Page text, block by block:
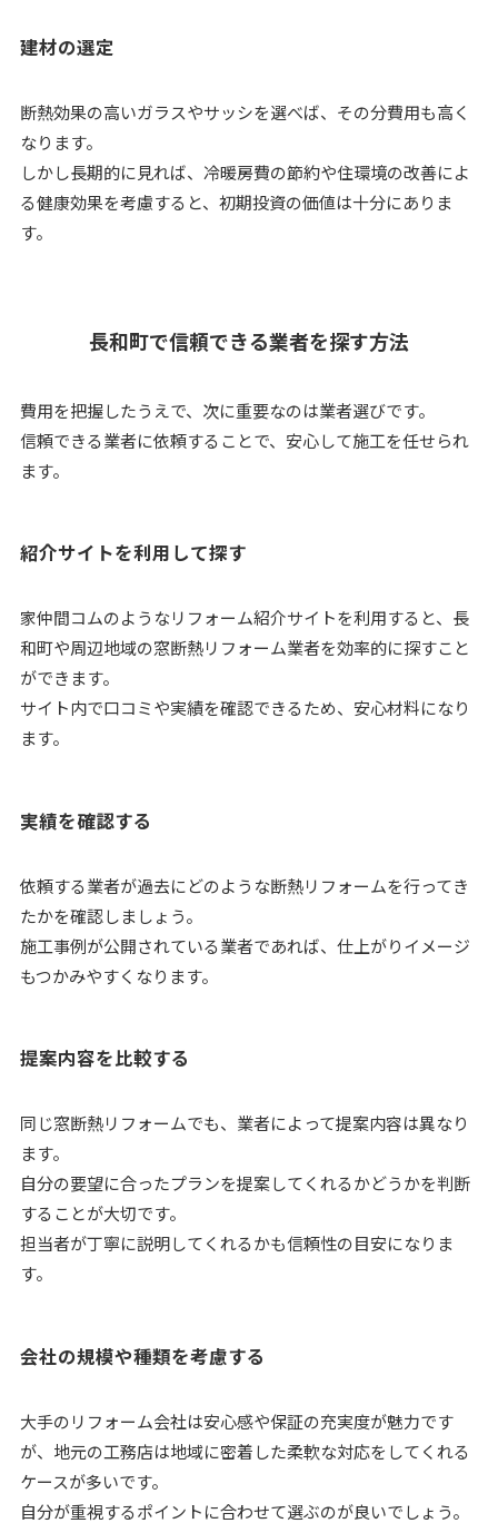
建材の選定
断熱効果の高いガラスやサッシを選べば、その分費用も高く
なります。
しかし長期的に見れば、冷暖房費の節約や住環境の改善によ
る健康効果を考慮すると、初期投資の価値は十分にありま
す。
長和町で信頼できる業者を探す方法
費用を把握したうえで、次に重要なのは業者選びです。
信頼できる業者に依頼することで、安心して施工を任せられ
ます。
紹介サイトを利用して探す
家仲間コムのようなリフォーム紹介サイトを利用すると、長
和町や周辺地域の窓断熱リフォーム業者を効率的に探すこと
ができます。
サイト内で口コミや実績を確認できるため、安心材料になり
ます。
実績を確認する
依頼する業者が過去にどのような断熱リフォームを行ってき
たかを確認しましょう。
施工事例が公開されている業者であれば、仕上がりイメージ
もつかみやすくなります。
提案内容を比較する
同じ窓断熱リフォームでも、業者によって提案内容は異なり
ます。
自分の要望に合ったプランを提案してくれるかどうかを判断
することが大切です。
担当者が丁寧に説明してくれるかも信頼性の目安になりま
す。
会社の規模や種類を考慮する
大手のリフォーム会社は安心感や保証の充実度が魅力です
が、地元の工務店は地域に密着した柔軟な対応をしてくれる
ケースが多いです。
自分が重視するポイントに合わせて選ぶのが良いでしょう。